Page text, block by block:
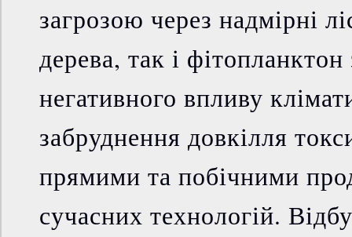
загрозою через надмірні
дерева, так і
негативного впливу
забруднення довкілля
прямими та побічними
сучасних технологій.